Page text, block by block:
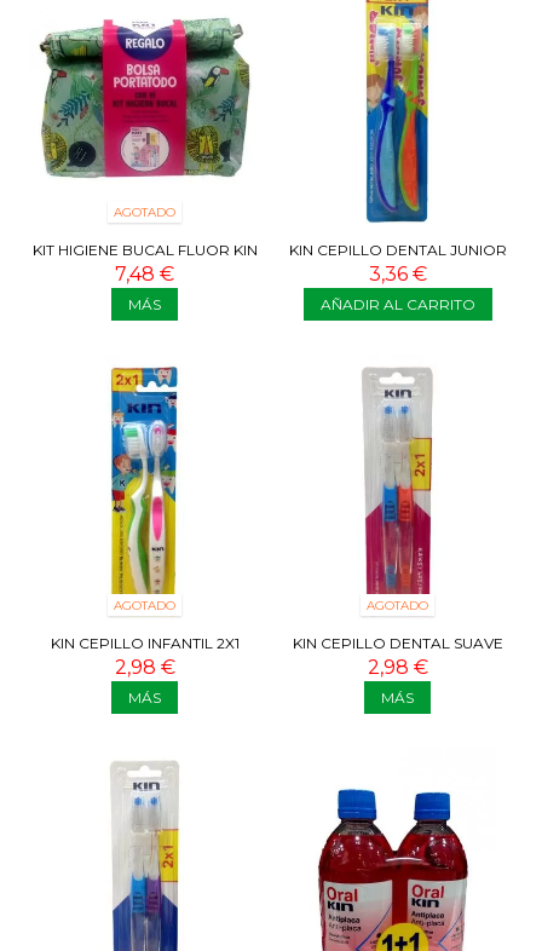
AGOTADO
KIT HIGIENE BUCAL FLUOR KIN
INFANTIL CON BOLSA
PORTATODO
7,48 €
MÁS
KIN CEPILLO DENTAL JUNIOR
2X1
3,36 €
AÑADIR AL CARRITO
AGOTADO
KIN CEPILLO INFANTIL 2X1
2,98 €
MÁS
AGOTADO
KIN CEPILLO DENTAL SUAVE
2X1
2,98 €
MÁS